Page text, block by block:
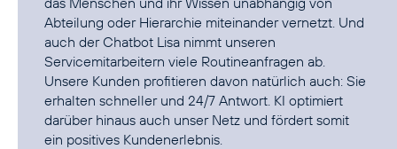
Abteilung oder Hierarchie miteinander vernetzt. Und
auch der Chatbot Lisa nimmt unseren
Servicemitarbeitern viele Routineanfragen ab.
Unsere Kunden profitieren davon natürlich auch: Sie
erhalten schneller und 24/7 Antwort. KI optimiert
darüber hinaus auch unser Netz und fördert somit
ein positives Kundenerlebnis.